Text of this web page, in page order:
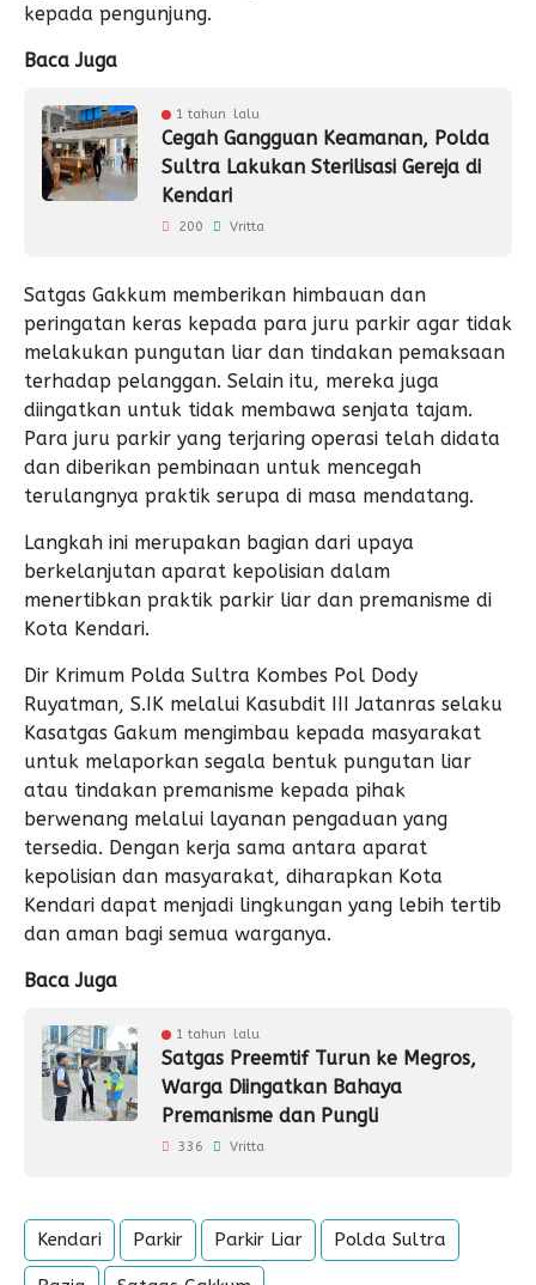
kepada pengunjung.
Baca Juga
1 tahun lalu
Cegah Gangguan Keamanan, Polda
Sultra Lakukan Sterilisasi Gereja di
Kendari
200 Vritta
Satgas Gakkum memberikan himbauan dan
peringatan keras kepada para juru parkir agar tidak
melakukan pungutan liar dan tindakan pemaksaan
terhadap pelanggan. Selain itu, mereka juga
diingatkan untuk tidak membawa senjata tajam.
Para juru parkir yang terjaring operasi telah didata
dan diberikan pembinaan untuk mencegah
terulangnya praktik serupa di masa mendatang.
Langkah ini merupakan bagian dari upaya
berkelanjutan aparat kepolisian dalam
menertibkan praktik parkir liar dan premanisme di
Kota Kendari.
Dir Krimum Polda Sultra Kombes Pol Dody
Ruyatman, S.IK melalui Kasubdit III Jatanras selaku
Kasatgas Gakum mengimbau kepada masyarakat
untuk melaporkan segala bentuk pungutan liar
atau tindakan premanisme kepada pihak
berwenang melalui layanan pengaduan yang
tersedia. Dengan kerja sama antara aparat
kepolisian dan masyarakat, diharapkan Kota
Kendari dapat menjadi lingkungan yang lebih tertib
dan aman bagi semua warganya.
Baca Juga
1 tahun lalu
Satgas Preemtif Turun ke Megros,
Warga Diingatkan Bahaya
Premanisme dan Pungli
336 Vritta
Kendari Parkir Parkir Liar Polda Sultra